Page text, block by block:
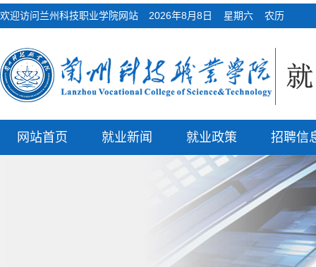
欢迎访问兰州科技职业学院网站 2026年8月8日 星期六 农历
网站首页 就业新闻 就业政策 招聘信